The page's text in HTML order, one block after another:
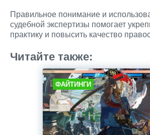
Правильное понимание и
судебной экспертизы помогает
практику и повысить качество
Читайте также:
ФАЙТИНГИ